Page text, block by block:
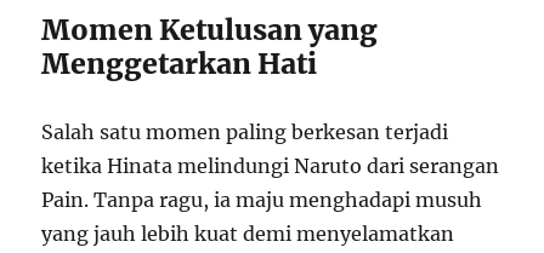
Momen Ketulusan yang
Menggetarkan Hati
Salah satu momen paling berkesan terjadi
ketika Hinata melindungi Naruto dari serangan
Pain. Tanpa ragu, ia maju menghadapi musuh
yang jauh lebih kuat demi menyelamatkan